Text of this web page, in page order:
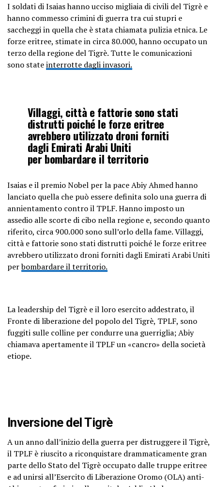
I soldati di Isaias hanno ucciso migliaia di civili del Tigrè e
hanno commesso crimini di guerra tra cui stupri e
saccheggi in quella che è stata chiamata pulizia etnica. Le
forze eritree, stimate in circa 80.000, hanno occupato un
terzo della regione del Tigrè. Tutte le comunicazioni
sono stateinterrotte dagli invasori.
Villaggi, città e fattorie sono stati
distrutti poiché le forze eritree
avrebbero utilizzato droni forniti
dagli Emirati Arabi Uniti
per bombardare il territorio
Isaias e il premio Nobel per la pace Abiy Ahmed hanno
lanciato quella che può essere definita solo una guerra di
annientamento contro il TPLF. Hanno imposto un
assedio alle scorte di cibo nella regione e, secondo quanto
riferito, circa 900.000 sono sull’orlo della fame. Villaggi,
città e fattorie sono stati distrutti poiché le forze eritree
avrebbero utilizzato droni forniti dagli Emirati Arabi Uniti
perbombardare il territorio.
La leadership del Tigrè e il loro esercito addestrato, il
Fronte di liberazione del popolo del Tigrè, TPLF, sono
fuggiti sulle colline per condurre una guerriglia; Abiy
chiamava apertamente il TPLF un «cancro» della società
etiope.
Inversione del Tigrè
A un anno dall’inizio della guerra per distruggere il Tigrè,
il TPLF è riuscito a riconquistare drammaticamente gran
parte dello Stato del Tigrè occupato dalle truppe eritree
e ad unirsi all’Esercito di Liberazione Oromo (OLA) anti-